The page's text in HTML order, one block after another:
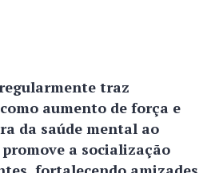
traz
aumento de força e
da saúde mental ao
a socialização